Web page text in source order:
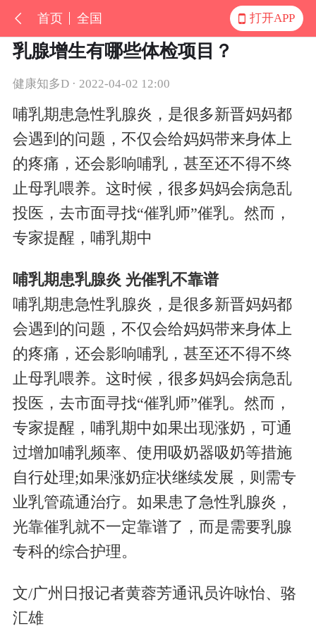
首页 全国 打开APP
乳腺增生有哪些体检项目？
健康知多D · 2022-04-02 12:00
哺乳期患急性乳腺炎，是很多新晋妈妈都
会遇到的问题，不仅会给妈妈带来身体上
的疼痛，还会影响哺乳，甚至还不得不终
止母乳喂养。这时候，很多妈妈会病急乱
投医，去市面寻找“催乳师”催乳。然而，
专家提醒，哺乳期中
哺乳期患乳腺炎 光催乳不靠谱
哺乳期患急性乳腺炎，是很多新晋妈妈都
会遇到的问题，不仅会给妈妈带来身体上
的疼痛，还会影响哺乳，甚至还不得不终
止母乳喂养。这时候，很多妈妈会病急乱
投医，去市面寻找“催乳师”催乳。然而，
专家提醒，哺乳期中如果出现涨奶，可通
过增加哺乳频率、使用吸奶器吸奶等措施
自行处理;如果涨奶症状继续发展，则需专
业乳管疏通治疗。如果患了急性乳腺炎，
光靠催乳就不一定靠谱了，而是需要乳腺
专科的综合护理。
文/广州日报记者黄蓉芳通讯员许咏怡、骆
汇雄